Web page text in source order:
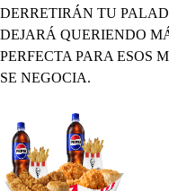
DERRETIRÁN TU
DEJARÁ QUERIENDO
PERFECTA PARA ESOS
SE NEGOCIA.